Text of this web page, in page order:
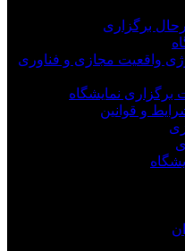
برگزاری
واقعیت مجازی و فناوری
برگزاری نمایشگاه
و قوانین